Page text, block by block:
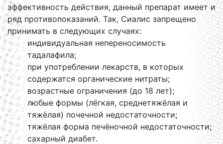
эффективность действия, данный препарат имеет и
ряд противопоказаний. Так, Сиалис запрещено
принимать в следующих случаях:
индивидуальная непереносимость
тадалафила;
при употреблении лекарств, в которых
содержатся органические нитраты;
возрастные ограничения (до 18 лет);
любые формы (лёгкая, среднетяжёлая и
тяжёлая) почечной недостаточности;
тяжёлая форма печёночной недостаточности;
сахарный диабет.